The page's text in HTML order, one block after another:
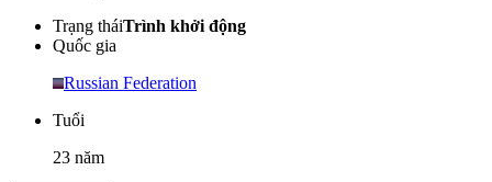
Trạng tháiTrình khởi động
Quốc gia
Russian Federation
Tuổi
23 năm